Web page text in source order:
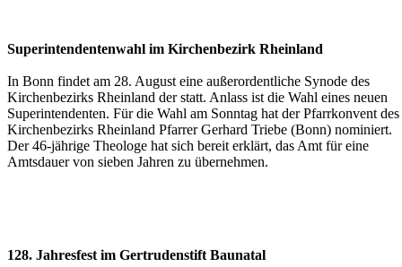
Superintendentenwahl im Kirchenbezirk Rheinland
In Bonn findet am 28. August eine außerordentliche Synode des
Kirchenbezirks Rheinland der statt. Anlass ist die Wahl eines neuen
Superintendenten. Für die Wahl am Sonntag hat der Pfarrkonvent des
Kirchenbezirks Rheinland Pfarrer Gerhard Triebe (Bonn) nominiert.
Der 46-jährige Theologe hat sich bereit erklärt, das Amt für eine
Amtsdauer von sieben Jahren zu übernehmen.
128. Jahresfest im Gertrudenstift Baunatal